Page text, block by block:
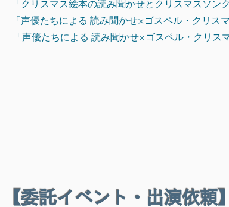
「クリスマス絵本の読み聞かせとクリスマスソン
「声優たちによる 読み聞かせ×ゴスペル・クリス
「声優たちによる 読み聞かせ×ゴスペル・クリス
【委託イベント・出演依頼】